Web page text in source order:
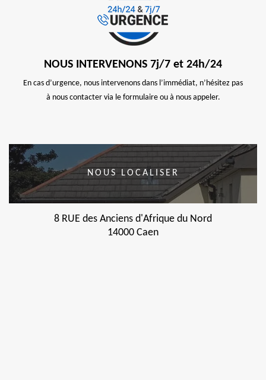
NOUS INTERVENONS 7j/7 et 24h/24
En cas d’urgence, nous intervenons dans l’immédiat, n’hésitez pas
à nous contacter via le formulaire ou à nous appeler.
NOUS LOCALISER
8 RUE des Anciens d'Afrique du Nord
14000 Caen